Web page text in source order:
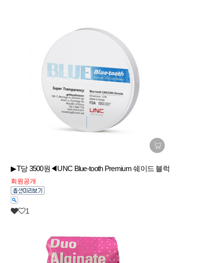
▶T당 3500원◀UNC Blue-tooth Premium 쉐이드 블럭
회원공개
1